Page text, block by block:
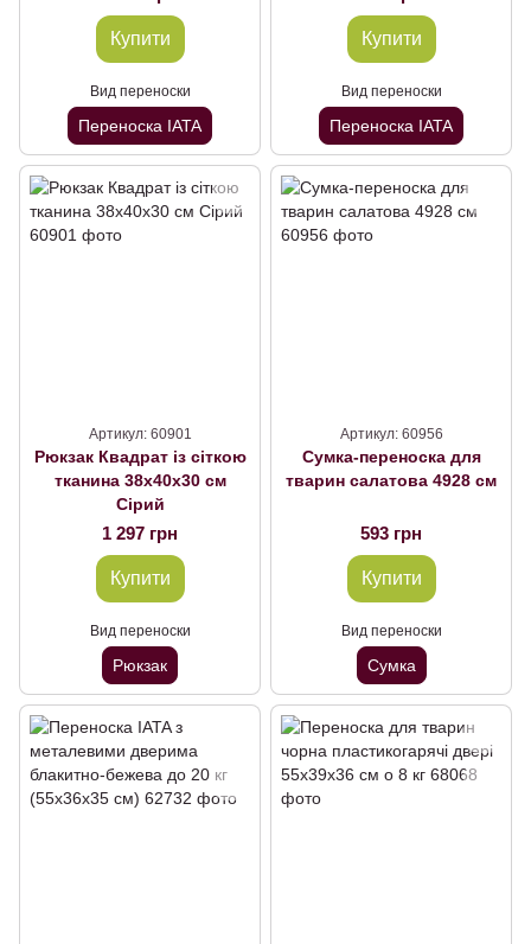
Купити
Вид переноски
Переноска IATA
Купити
Вид переноски
Переноска IATA
Артикул: 60901
Рюкзак Квадрат із сіткою
тканина 38х40х30 см
Сірий
1 297 грн
Купити
Вид переноски
Рюкзак
Артикул: 60956
Сумка-переноска для
тварин салатова 4928 см
593 грн
Купити
Вид переноски
Сумка